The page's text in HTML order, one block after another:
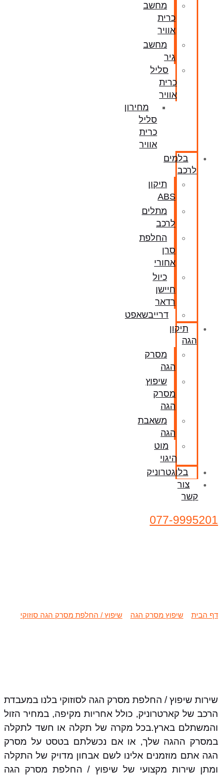
מחשב
כרית
אוויר
מחשב
גיר
סליל
כרית
אוויר
מחירון
סליל
כרית
אוויר
בלמים
לרכב
תיקון
ABS
מתלים
לרכב
החלפת
סרן
אחורי
כיול
חיישן
רדאר
דרייבשאפט
תיקון
הגה
מסרק
הגה
שיפוץ
מסרק
הגה
משאבת
הגה
מוט
היגוי
בלוגטרוניק
צור
קשר
077-9995201
דף הבית שיפוץ מסרק הגה שיפוץ / החלפת מסרק הגה סוזוקי
שירות שיפוץ / החלפת מסרק הגה לסוזוקי בלנו במעבדת
הרכב של קארטרוניק, כולל אחריות מקיפה, במחיר הזול
והמשתלם בארץ.בכל מקרה של תקלה או חשד לתקלה
במסרק ההגה שלך, או אם נכשלתם בטסט על מסרק
הגה אתם מוזמנים אלינו לשם אבחון מדויק של התקלה
ומתן שירות מקצועי של שיפוץ / החלפת מסרק הגה